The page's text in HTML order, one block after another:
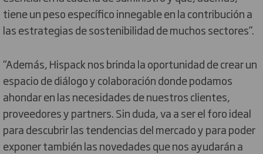
tiene un peso específico innegable en la contribución a
las estrategias de sostenibilidad de muchos sectores”.
“Además, Hispack nos brinda la oportunidad de crear un
espacio de diálogo y colaboración donde podamos
ahondar en las necesidades de nuestros clientes,
proveedores y partners. Sin duda, va a ser el foro ideal
para descubrir las tendencias del mercado y para poder
exponer también las novedades que nos ayudarán a